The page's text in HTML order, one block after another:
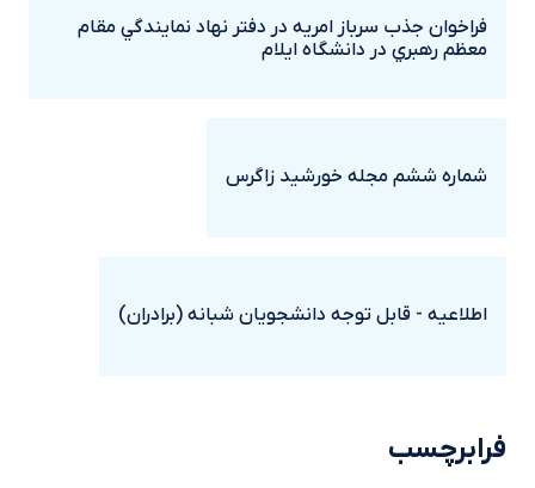
فراخوان جذب سرباز امريه در دفتر نهاد نمايندگي مقام
معظم رهبري در دانشگاه ايلام
شماره ششم مجله خورشيد زاگرس
اطلاعیه - قابل توجه دانشجویان شبانه (برادران)
فرابرچسب